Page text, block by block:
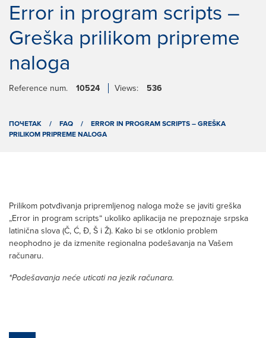
Error in program scripts –
Greška prilikom pripreme
naloga
Reference num. 10524 Views: 536
ПОЧЕТАК / FAQ /
ERROR IN PROGRAM SCRIPTS – GREŠKA
PRILIKOM PRIPREME NALOGA
Prilikom potvđivanja pripremljenog naloga može se javiti greška
„Error in program scripts“ ukoliko aplikacija ne prepoznaje srpska
latinična slova (Č, Ć, Đ, Š i Ž). Kako bi se otklonio problem
neophodno je da izmenite regionalna podešavanja na Vašem
računaru.
*Podešavanja neće uticati na jezik računara.